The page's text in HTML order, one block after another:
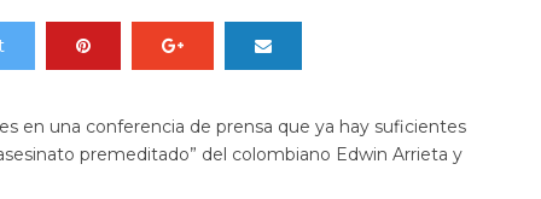
en una conferencia de prensa que ya hay suficientes
premeditado” del colombiano Edwin Arrieta y